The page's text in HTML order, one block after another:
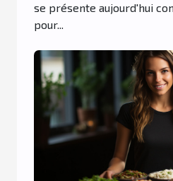
se présente aujourd'hui
pour...